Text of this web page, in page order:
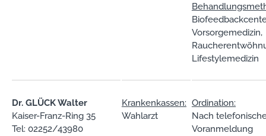
Vorsorgemedizin,
Lifestylemedizin
Dr. GLÜCK Walter
Kaiser-Franz-Ring 35
Tel: 02252/43980
Krankenkassen:
Wahlarzt
Ordination:
Nach
Voranmeldung